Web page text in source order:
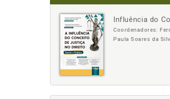
Influência do
Coordenadores:
Paula Soares da